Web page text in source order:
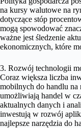
na kursy walutowe na
dotyczące stóp
mogą spowodować
ważne jest śledzenie
ekonomicznych, które
3. Rozwój technologii
Coraz większa liczba
mobilnych do handlu
umożliwiają handel w
aktualnych danych i
inwestują w rozwój
najlepsze narzędzia do